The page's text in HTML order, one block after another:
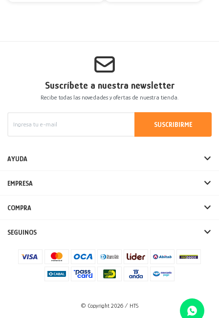
Suscríbete a nuestra newsletter
Recibe todas las novedades y ofertas de nuestra tienda.
SUSCRIBIRME
AYUDA
EMPRESA
COMPRA
SEGUINOS
© Copyright 2026 / HTS